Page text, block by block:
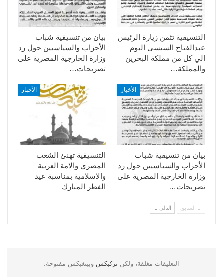
بيان من تنسيقية شباب
الأحزاب والسياسيين حول رد
وزارة الخارجية المصرية على
تصريحات…
التنسيقية تثمن زيارة الرئيس
عبدالفتاح السيسى اليوم
الي كل من مملكة البحرين
والمملكة…
الأخبار
التنسيقية تهنئ الشعب
المصري والامة العربية
والاسلامية بمناسبة عيد
الفطر المبارك
الأخبار
بيان من تنسيقية شباب
الأحزاب والسياسيين حول رد
وزارة الخارجية المصرية على
تصريحات…
السابق التالي
التعليقات مغلقة، ولكن تركبكس وبينغبكس مفتوحة.